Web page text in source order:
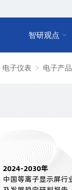
智研观点
电子仪表 电子产品